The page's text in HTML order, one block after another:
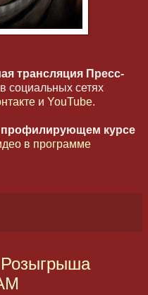
трансляция Пресс-
социальных сетях
и YouTube.
профилирующем курсе
в программе